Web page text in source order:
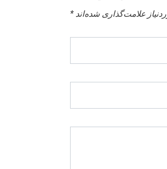
علامت‌گذاری شده‌اند*